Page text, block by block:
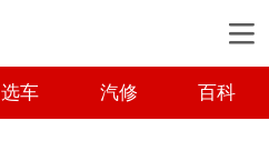
选车 汽修 百科